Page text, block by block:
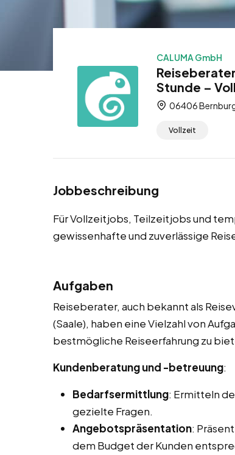
CALUMA GmbH
Stunde –
06406
Vollzeit
Jobbeschreibung
Für Vollzeitjobs, Teilzeitjobs und
gewissenhafte und zuverlässige
Aufgaben
Reiseberater, auch bekannt als
(Saale), haben eine Vielzahl von
bestmögliche Reiseerfahrung zu
Kundenberatung und -betreuung:
Bedarfsermittlung: Ermitteln
gezielte Fragen.
Angebotspräsentation:
dem Budget der Kunden